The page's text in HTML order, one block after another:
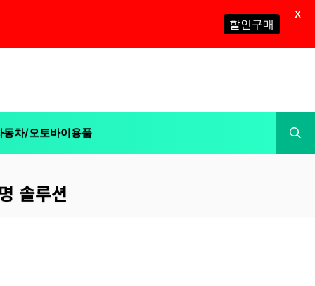
동차/오토바이용품
솔루션
할인구매
X